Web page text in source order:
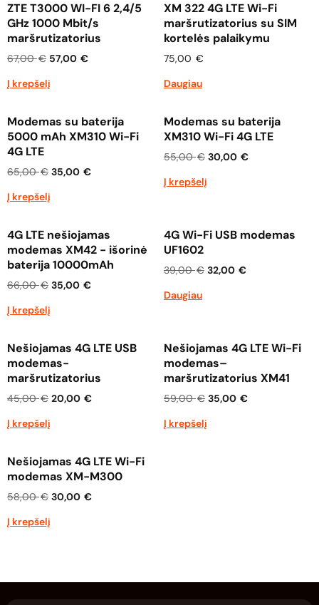
ZTE T3000 WI-FI 6 2,4/5
GHz 1000 Mbit/s
maršrutizatorius
67,00€ 57,00 €
Į krepšelį
XM 322 4G LTE Wi-Fi
maršrutizatorius su SIM
kortelės palaikymu
75,00 €
Daugiau
Modemas su baterija
5000 mAh XM310 Wi-Fi
4G LTE
65,00€ 35,00 €
Į krepšelį
Modemas su baterija
XM310 Wi-Fi 4G LTE
55,00€ 30,00 €
Į krepšelį
4G LTE nešiojamas
modemas XM42 - išorinė
baterija 10000mAh
66,00€ 35,00 €
Į krepšelį
4G Wi-Fi USB modemas
UF1602
39,00€ 32,00 €
Daugiau
Nešiojamas 4G LTE USB
modemas-
maršrutizatorius
45,00€ 20,00 €
Į krepšelį
Nešiojamas 4G LTE Wi-Fi
modemas–
maršrutizatorius XM41
59,00€ 35,00 €
Į krepšelį
Nešiojamas 4G LTE Wi-Fi
modemas XM-M300
58,00€ 30,00 €
Į krepšelį